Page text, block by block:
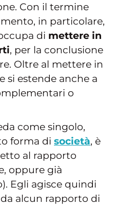
Con il termine
in particolare,
di mettere in
, per la conclusione
Oltre al mettere in
si estende anche a
o
come singolo,
forma di società, è
al rapporto
oppure già
Egli agisce quindi
alcun rapporto di